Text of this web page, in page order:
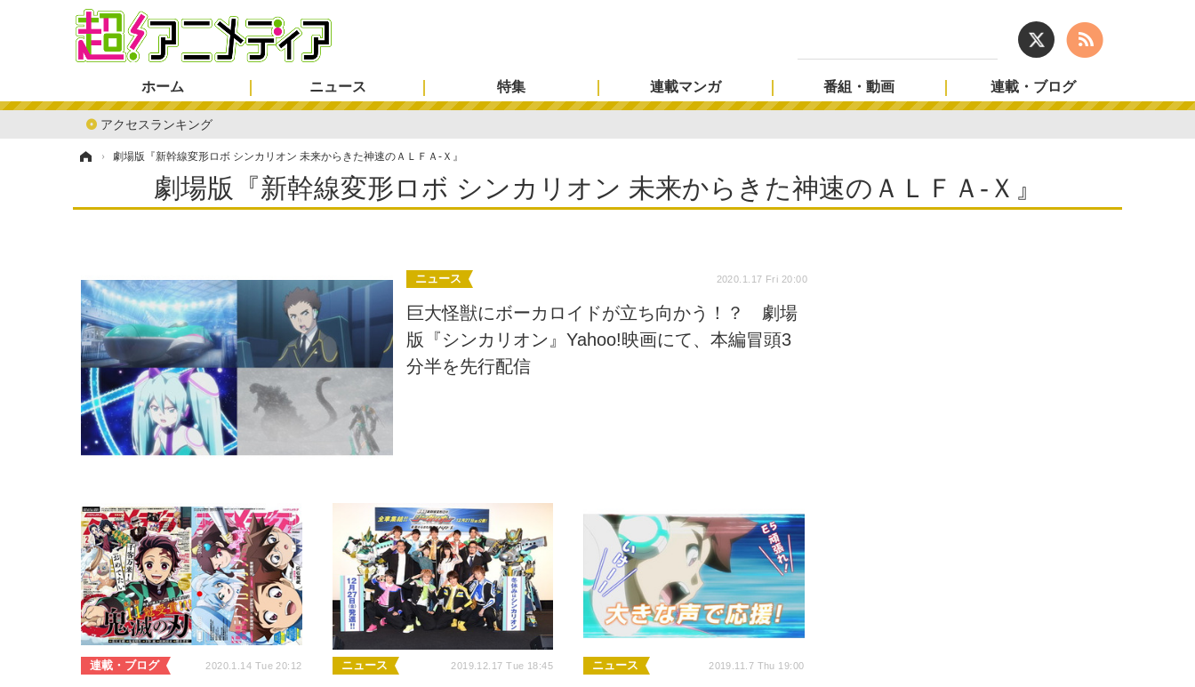
ホーム
アクセスランキング
ニュース 特集 連載マンガ 番組・動画 連載・ブログ
› 劇場版『新幹線変形ロボ シンカリオン 未来からきた神速のＡＬＦＡ-Ｘ』
劇場版『新幹線変形ロボ シンカリオン 未来からきた神速のＡＬＦＡ-Ｘ』
ニュース 2020.1.17 Fri 20:00
巨大怪獣にボーカロイドが立ち向かう！？ 劇場
版『シンカリオン』Yahoo!映画にて、本編冒頭3
分半を先行配信
連載・ブログ 2020.1.14 Tue 20:12 ニュース 2019.12.17 Tue 18:45 ニュース 2019.11.7 Thu 19:00